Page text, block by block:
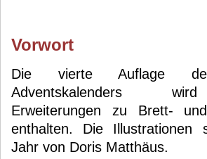
Vorwort
Die vierte Auflage
Adventskalenders
Erweiterungen zu Brett-
enthalten. Die Illustrationen
Jahr von Doris Matthäus.